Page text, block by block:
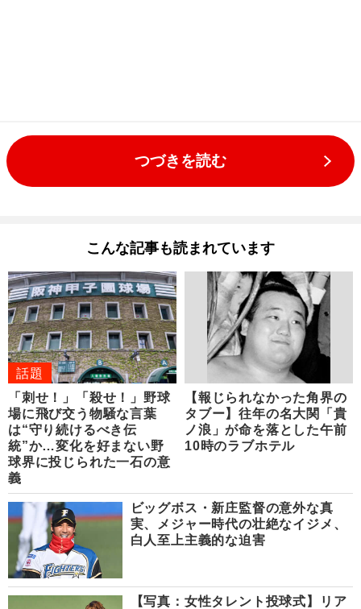
つづきを読む
こんな記事も読まれています
話題
「刺せ！」「殺せ！」野球
場に飛び交う物騒な言葉
は“守り続けるべき伝
統”か…変化を好まない野
球界に投じられた一石の意
義
【報じられなかった角界の
タブー】往年の名大関「貴
ノ浪」が命を落とした午前
10時のラブホテル
ビッグボス・新庄監督の意外な真
実、メジャー時代の壮絶なイジメ、
白人至上主義的な迫害
【写真：女性タレント投球式】リア